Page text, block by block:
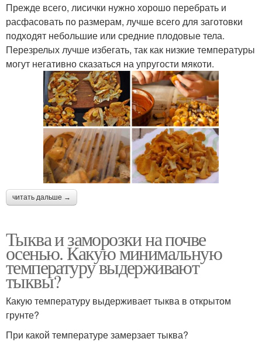
Прежде всего, лисички нужно хорошо перебрать и
расфасовать по размерам, лучше всего для заготовки
подходят небольшие или средние плодовые тела.
Перезрелых лучше избегать, так как низкие температуры
могут негативно сказаться на упругости мякоти.
читать дальше →
Тыква и заморозки на почве
осенью. Какую минимальную
температуру выдерживают
тыквы?
Какую температуру выдерживает тыква в открытом
грунте?
При какой температуре замерзает тыква?